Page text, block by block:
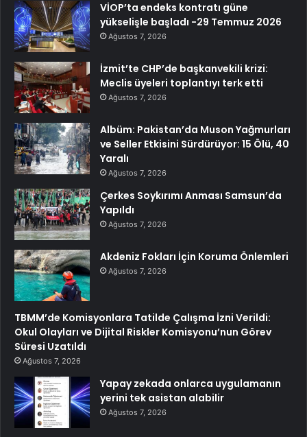
VİOP’ta endeks kontratı güne
yükselişle başladı -29 Temmuz 2026
Ağustos 7, 2026
İzmit’te CHP’de başkanvekili krizi:
Meclis üyeleri toplantıyı terk etti
Ağustos 7, 2026
Albüm: Pakistan’da Muson Yağmurları
ve Seller Etkisini Sürdürüyor: 15 Ölü, 40
Yaralı
Ağustos 7, 2026
Çerkes Soykırımı Anması Samsun’da
Yapıldı
Ağustos 7, 2026
Akdeniz Fokları İçin Koruma Önlemleri
Ağustos 7, 2026
TBMM’de Komisyonlara Tatilde Çalışma İzni Verildi:
Okul Olayları ve Dijital Riskler Komisyonu’nun Görev
Süresi Uzatıldı
Ağustos 7, 2026
Yapay zekada onlarca uygulamanın
yerini tek asistan alabilir
Ağustos 7, 2026